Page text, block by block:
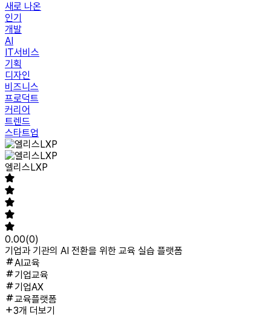
새로 나온
인기
개발
AI
IT서비스
기획
디자인
비즈니스
프로덕트
커리어
트렌드
스타트업
엘리스LXP
0.00(0)
기업과 기관의 AI 전환을 위한 교육 실습 플랫폼
AI교육
기업교육
기업AX
교육플랫폼
3개 더보기